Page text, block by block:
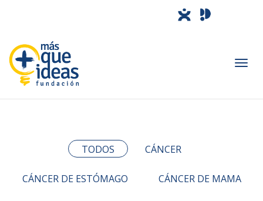
TODOS CÁNCER
CÁNCER DE ESTÓMAGO CÁNCER DE MAMA